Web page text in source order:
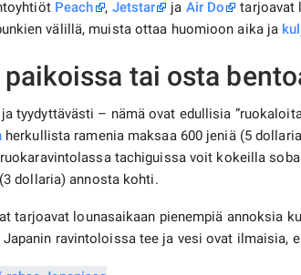
Peach , Jetstar ja Air Do
tarjoavat
välillä, muista ottaa huomioon aika ja
paikoissa tai osta
tyydyttävästi – nämä ovat edullisia
herkullista ramenia maksaa 600 jeniä (5
tachiguissa voit kokeilla
dollaria) annosta kohti.
tarjoavat lounasaikaan pienempiä annoksia
ravintoloissa tee ja vesi ovat ilmaisia,